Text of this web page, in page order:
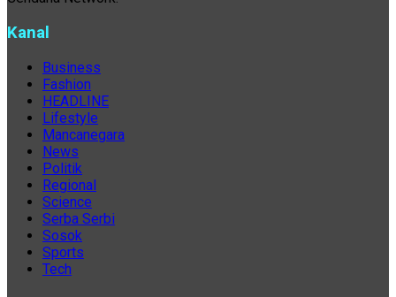
Kanal
Business
Fashion
HEADLINE
Lifestyle
Mancanegara
News
Politik
Regional
Science
Serba Serbi
Sosok
Sports
Tech